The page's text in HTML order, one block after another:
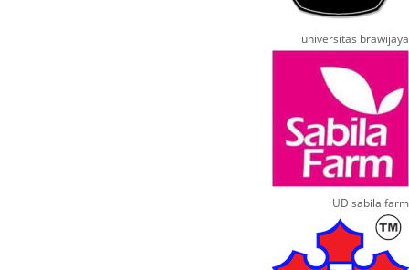
universitas brawijaya
UD sabila farm